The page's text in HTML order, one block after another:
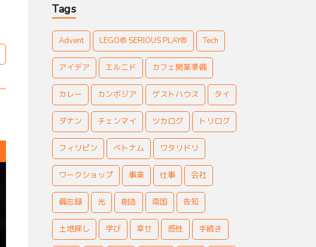
Tags
Advent LEGO® SERIOUS PLAY® Tech
アイデア エルニド カフェ開業準備
カレー カンボジア ゲストハウス タイ
ダナン チェンマイ ツカログ トリログ
フィリピン ベトナム ワタリドリ
ワークショップ 事業 仕事 会社
備忘録 光 創造 南国 告知
土地探し 学び 幸せ 感性 手続き